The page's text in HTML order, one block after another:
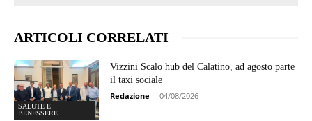
ARTICOLI CORRELATI
SALUTE E
BENESSERE
Vizzini Scalo hub del Calatino, ad agosto parte
il taxi sociale
Redazione - 04/08/2026